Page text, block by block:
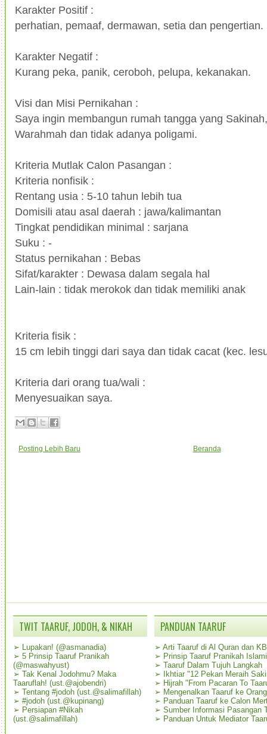
Karakter Positif :
perhatian, pemaaf, dermawan, setia dan pengertian.
Karakter Negatif :
Kurang peka, panik, ceroboh, pelupa, kekanakan.
Visi dan Misi Pernikahan :
Saya ingin membangun rumah tangga yang
Warahmah dan tidak adanya poligami.
Kriteria Mutlak Calon Pasangan :
Kriteria nonfisik :
Rentang usia : 5-10 tahun lebih tua
Domisili atau asal daerah : jawa/kalimantan
Tingkat pendidikan minimal : sarjana
Suku : -
Status pernikahan : Bebas
Sifat/karakter : Dewasa dalam segala hal
Lain-lain : tidak merokok dan tidak memiliki anak
Kriteria fisik :
15 cm lebih tinggi dari saya dan tidak cacat (kec.
Kriteria dari orang tua/wali :
Menyesuaikan saya.
Posting Lebih Baru Beranda
TWIT TAARUF, JODOH, & NIKAH
➢
Lupakan! (@asmanadia)
➢ 5 Prinsip Taaruf Pranikah
(@maswahyust)
➢ Tak Kenal Jodohmu? Maka
Taaruflah! (ust.@ajobendri)
➢ Tentang #jodoh (ust.@salimafillah)
➢ #jodoh (ust.@kupinang)
➢ Persiapan #Nikah
(ust.@salimafillah)
PANDUAN TAARUF
➢ Arti Taaruf di Al Quran dan
➢ Prinsip Taaruf Pranikah Islami
➢ Taaruf Dalam Tujuh Langkah
➢
Ikhtiar "12 Pekan Meraih
➢ Hijrah "From Pacaran To
➢ Mengenalkan Taaruf ke
➢ Panduan Taaruf ke Calon
➢ Sumber Informasi Pasangan
➢ Panduan Untuk Mediator